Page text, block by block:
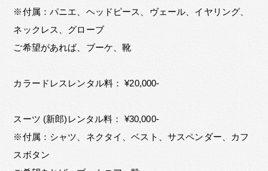
※付属：パニエ、ヘッドピース、ヴェール、イヤリング、
ネックレス、グローブ
ご希望があれば、ブーケ、靴
カラードレスレンタル料： ¥20,000-
スーツ (新郎)レンタル料： ¥30,000-
※付属：シャツ、ネクタイ、ベスト、サスペンダー、カフ
スボタン